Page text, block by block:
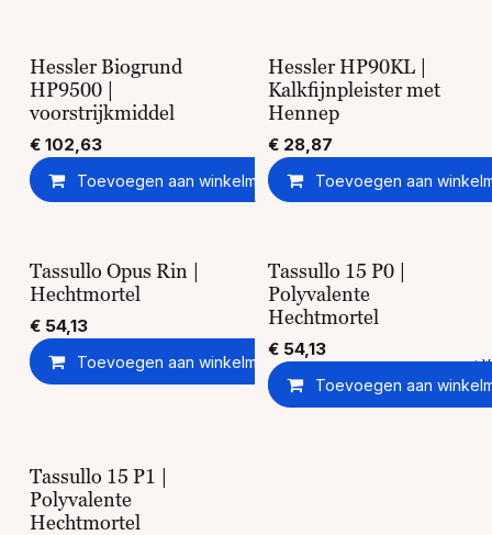
Hessler Biogrund
HP9500 |
voorstrijkmiddel
€ 102,63
Toevoegen aan winkelmandje Toevoegen aan
Hessler HP90KL |
Kalkfijnpleister met
Hennep
€ 28,87
Toevoegen aan
Tassullo Opus Rin |
Hechtmortel
€ 54,13
Toevoegen aan winkelmandje Toevoegen aan
Tassullo 15 P0 |
Polyvalente
Hechtmortel
€ 54,13
Toevoegen aan
Tassullo 15 P1 |
Polyvalente
Hechtmortel